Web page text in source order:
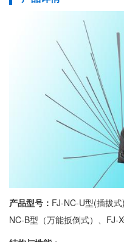
产品型号： FJ-NC-U型(插拔
NC-B型（万能扳倒式）、FJ-